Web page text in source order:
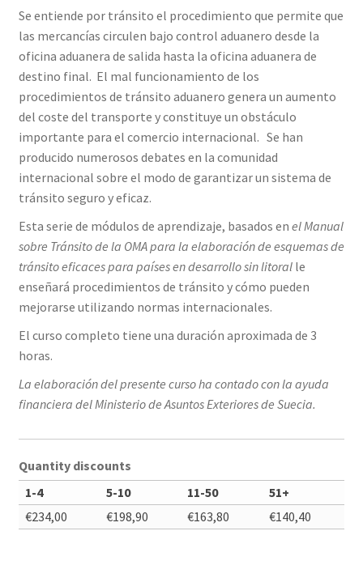
inked
Se entiende por tránsito el procedimiento que permite que
las mercancías circulen bajo control aduanero desde la
oficina aduanera de salida hasta la oficina aduanera de
destino final. El mal funcionamiento de los
procedimientos de tránsito aduanero genera un aumento
del coste del transporte y constituye un obstáculo
importante para el comercio internacional. Se han
producido numerosos debates en la comunidad
internacional sobre el modo de garantizar un sistema de
tránsito seguro y eficaz.
Esta serie de módulos de aprendizaje, basados en el Manual
sobre Tránsito de la OMA para la elaboración de esquemas de
tránsito eficaces para países en desarrollo sin litoralle
enseñará procedimientos de tránsito y cómo pueden
mejorarse utilizando normas internacionales.
El curso completo tiene una duración aproximada de 3
horas.
La elaboración del presente curso ha contado con la ayuda
financiera del Ministerio de Asuntos Exteriores de Suecia.
Quantity discounts
1-4
5-10 11-50
51+
€234,00 €198,90 €163,80 €140,40